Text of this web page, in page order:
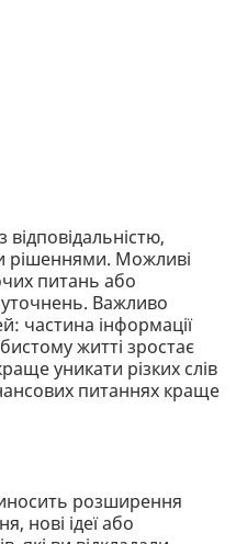
рішеннями. Можливі
питань або
Важливо
частина інформації
житті зростає
уникати різких слів
питаннях краще
розширення
нові ідеї або